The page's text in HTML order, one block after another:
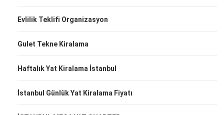
Evlilik Teklifi Organizasyon
Gulet Tekne Kiralama
Haftalık Yat Kiralama İstanbul
İstanbul Günlük Yat Kiralama Fiyatı